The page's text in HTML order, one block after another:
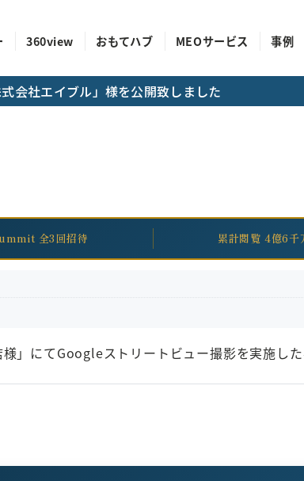
360view おもてハブ MEOサービス 事例
会社エイブル」様を公開致しました
全3回招待 累計閲覧 4億6千
」にてGoogleストリートビュー撮影を実施し